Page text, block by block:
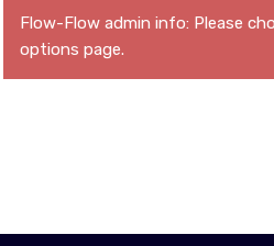
Flow-Flow admin info: Please
options page.